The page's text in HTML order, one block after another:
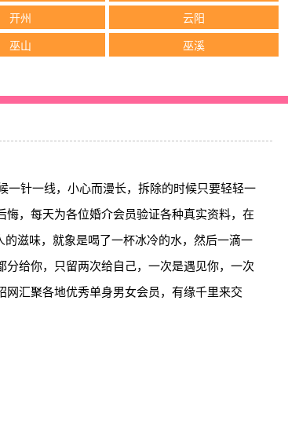
开州 云阳
巫山 巫溪
一针一线，小心而漫长，拆除的时候只要轻轻一
，每天为各位婚介会员验证各种真实资料，在
滋味，就象是喝了一杯冰冷的水，然后一滴一
给你，只留两次给自己，一次是遇见你，一次
汇聚各地优秀单身男女会员，有缘千里来交